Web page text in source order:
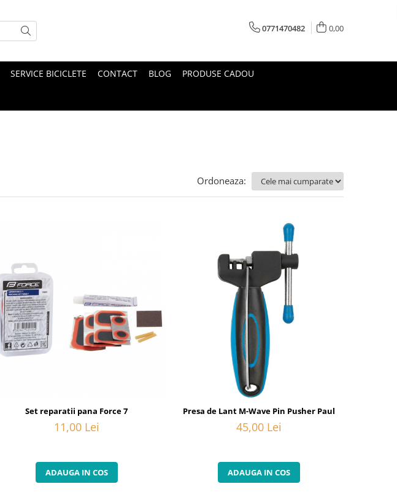
0771470482 0,00
SERVICE BICICLETE CONTACT BLOG PRODUSE CADOU
Ordoneaza:
Set reparatii pana Force 7
11,00 Lei
ADAUGA IN COS
Presa de Lant M-Wave Pin Pusher Paul
45,00 Lei
ADAUGA IN COS